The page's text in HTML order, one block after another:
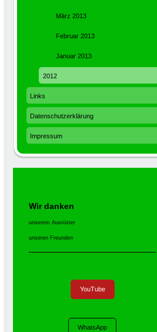
März 2013
Februar 2013
Januar 2013
2012
Links
Datenschutzerklärung
Impressum
Wir danken
unserem Ausrüster
unseren Freunden
YouTube
WhatsApp